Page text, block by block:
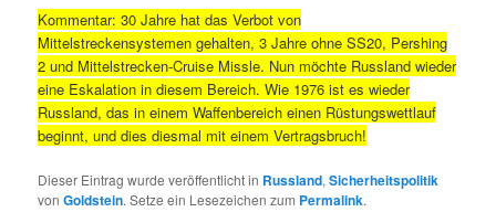
Kommentar: 30 Jahre hat das Verbot von
Mittelstreckensystemen gehalten, 3 Jahre ohne SS20, Pershing
2 und Mittelstrecken-Cruise Missle. Nun möchte Russland wieder
eine Eskalation in diesem Bereich. Wie 1976 ist es wieder
Russland, das in einem Waffenbereich einen Rüstungswettlauf
beginnt, und dies diesmal mit einem Vertragsbruch!
Dieser Eintrag wurde veröffentlicht in Russland,Sicherheitspolitik
vonGoldstein. Setze ein Lesezeichen zum Permalink.